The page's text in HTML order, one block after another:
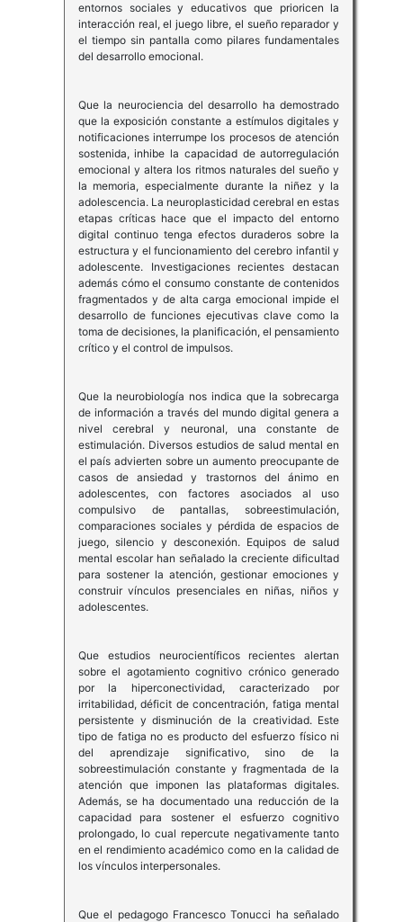
entornos sociales y educativos que prioricen la
interacción real, el juego libre, el sueño reparador y
el tiempo sin pantalla como pilares fundamentales
del desarrollo emocional.
Que la neurociencia del desarrollo ha demostrado
que la exposición constante a estímulos digitales y
notificaciones interrumpe los procesos de atención
sostenida, inhibe la capacidad de autorregulación
emocional y altera los ritmos naturales del sueño y
la memoria, especialmente durante la niñez y la
adolescencia. La neuroplasticidad cerebral en estas
etapas críticas hace que el impacto del entorno
digital continuo tenga efectos duraderos sobre la
estructura y el funcionamiento del cerebro infantil y
adolescente. Investigaciones recientes destacan
además cómo el consumo constante de contenidos
fragmentados y de alta carga emocional impide el
desarrollo de funciones ejecutivas clave como la
toma de decisiones, la planificación, el pensamiento
crítico y el control de impulsos.
Que la neurobiología nos indica que la sobrecarga
de información a través del mundo digital genera a
nivel cerebral y neuronal, una constante de
estimulación. Diversos estudios de salud mental en
el país advierten sobre un aumento preocupante de
casos de ansiedad y trastornos del ánimo en
adolescentes, con factores asociados al uso
compulsivo de pantallas, sobreestimulación,
comparaciones sociales y pérdida de espacios de
juego, silencio y desconexión. Equipos de salud
mental escolar han señalado la creciente dificultad
para sostener la atención, gestionar emociones y
construir vínculos presenciales en niñas, niños y
adolescentes.
Que estudios neurocientíficos recientes alertan
sobre el agotamiento cognitivo crónico generado
por la hiperconectividad, caracterizado por
irritabilidad, déficit de concentración, fatiga mental
persistente y disminución de la creatividad. Este
tipo de fatiga no es producto del esfuerzo físico ni
del aprendizaje significativo, sino de la
sobreestimulación constante y fragmentada de la
atención que imponen las plataformas digitales.
Además, se ha documentado una reducción de la
capacidad para sostener el esfuerzo cognitivo
prolongado, lo cual repercute negativamente tanto
en el rendimiento académico como en la calidad de
los vínculos interpersonales.
Que el pedagogo Francesco Tonucci ha señalado